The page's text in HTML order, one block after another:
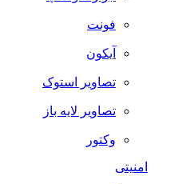
فونت
آیکون
تصاویر استوک
تصاویر لایه باز
وکتور
امنیتی